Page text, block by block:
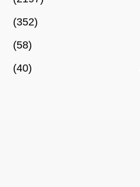
(352)
(58)
(40)